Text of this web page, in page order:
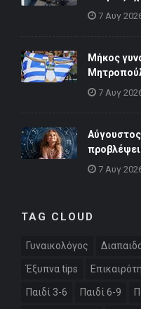
7 Αυγ
Μήκος
7 Αυγ
Αύγουστος
7 Αυγ
TAG CLOUD
Γυναικολόγος
Έξυπνα tips
Παιδί 3-6 Παιδί 6-9